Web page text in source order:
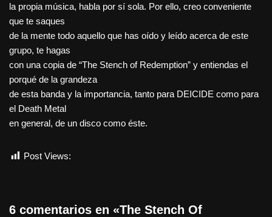
la propia música, habla por sí sola. Por ello, creo conveniente
que te saques
de la mente todo aquello que has oído y leído acerca de este
grupo, te hagas
con una copia de “The Stench of Redemption” y entiendas el
porqué de la grandeza
de esta banda y la importancia, tanto para DEICIDE como para
el Death Metal
en general, de un disco como éste.
Post Views:
6 comentarios en «The Stench Of